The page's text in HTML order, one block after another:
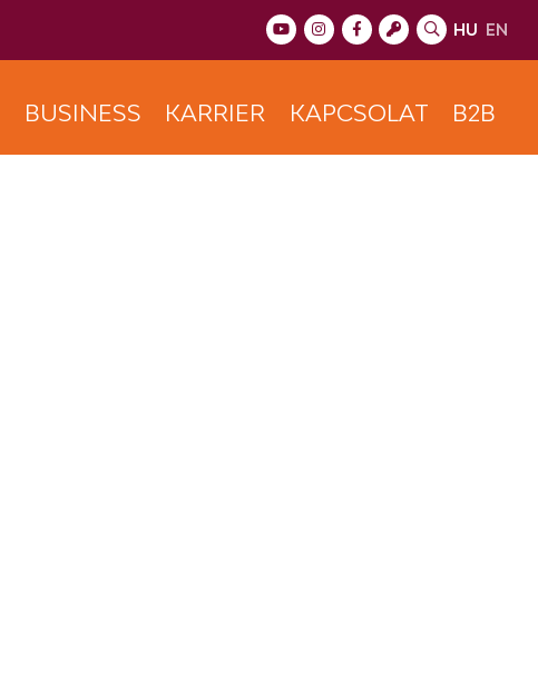
HU EN
BUSINESS KARRIER KAPCSOLAT B2B